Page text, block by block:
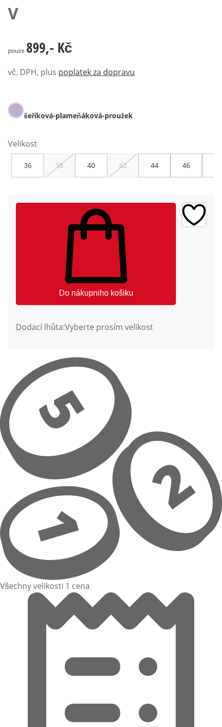
V
899,- Kč
pouze 899,- Kč
vč. DPH, plus poplatek za dopravu
šeříková-plameňáková-proužek
Velikost
36 38 40 42 44 46
Do nákupniho košiku
Dodací lhůta:Vyberte prosím velikost
Všechny velikosti 1 cena